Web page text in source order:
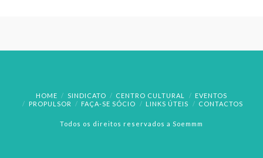
HOME SINDICATO CENTRO CULTURAL
EVENTOS
PROPULSOR
FAÇA-SE SÓCIO LINKS ÚTEIS CONTACTOS
Todos os direitos reservados a Soemmm